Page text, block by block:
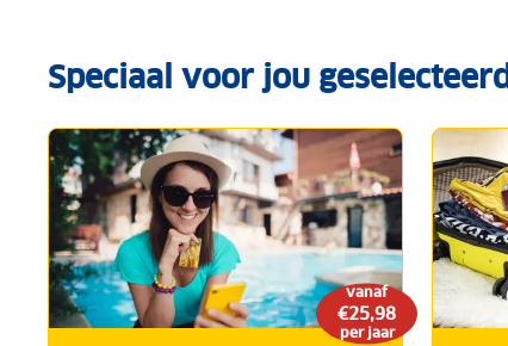
Speciaal voor jou geselecteerd
vanaf
€25,98
per jaar